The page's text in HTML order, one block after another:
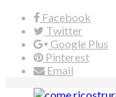
Facebook
Twitter
Google Plus
Pinterest
Email